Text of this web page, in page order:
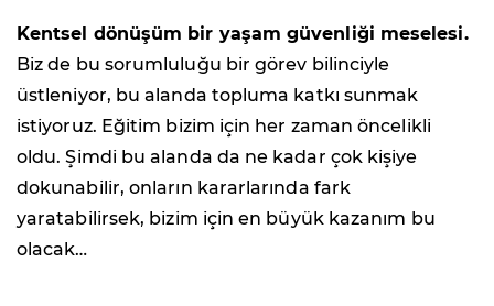
Kentsel dönüşüm bir yaşam güvenliği meselesi.
Biz de bu sorumluluğu bir görev bilinciyle
üstleniyor, bu alanda topluma katkı sunmak
istiyoruz. Eğitim bizim için her zaman öncelikli
oldu. Şimdi bu alanda da ne kadar çok kişiye
dokunabilir, onların kararlarında fark
yaratabilirsek, bizim için en büyük kazanım bu
olacak…